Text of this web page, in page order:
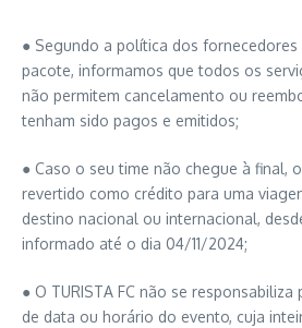
● Segundo a política dos fornecedores
pacote, informamos que todos os
não permitem cancelamento ou
tenham sido pagos e emitidos;
● Caso o seu time não chegue à final,
revertido como crédito para uma
destino nacional ou internacional,
informado até o dia 04/11/2024;
● O TURISTA FC não se
de data ou horário do evento, cuja